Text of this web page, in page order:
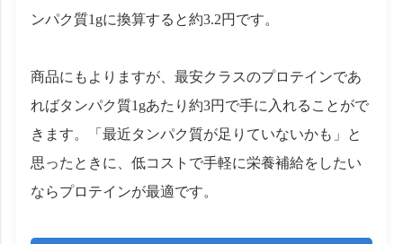
ンパク質1gに換算すると約3.2円です。
商品にもよりますが、最安クラスのプロテインであ
ればタンパク質1gあたり約3円で手に入れることがで
きます。「最近タンパク質が足りていないかも」と
思ったときに、低コストで手軽に栄養補給をしたい
ならプロテインが最適です。